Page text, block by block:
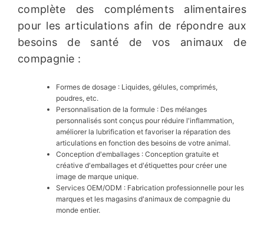
complète des compléments alimentaires
pour les articulations afin de répondre aux
besoins de santé de vos animaux de
compagnie :
Formes de dosage : Liquides, gélules, comprimés,
poudres, etc.
Personnalisation de la formule : Des mélanges
personnalisés sont conçus pour réduire l'inflammation,
améliorer la lubrification et favoriser la réparation des
articulations en fonction des besoins de votre animal.
Conception d'emballages : Conception gratuite et
créative d'emballages et d'étiquettes pour créer une
image de marque unique.
Services OEM/ODM : Fabrication professionnelle pour les
marques et les magasins d'animaux de compagnie du
monde entier.